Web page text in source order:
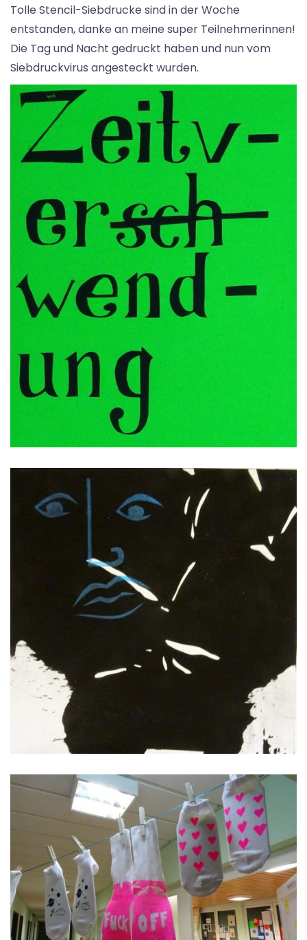
Tolle Stencil-Siebdrucke sind in der Woche
entstanden, danke an meine super Teilnehmerinnen!
Die Tag und Nacht gedruckt haben und nun vom
Siebdruckvirus angesteckt wurden.